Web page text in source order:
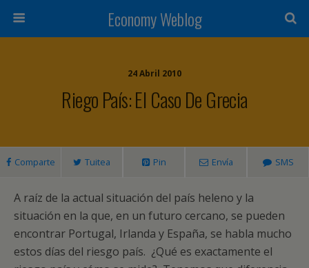
Economy Weblog
24 Abril 2010
Riego País: El Caso De Grecia
Comparte Tuitea Pin Envía SMS
A raíz de la actual situación del país heleno y la
situación en la que, en un futuro cercano, se pueden
encontrar Portugal, Irlanda y España, se habla mucho
estos días del riesgo país. ¿Qué es exactamente el